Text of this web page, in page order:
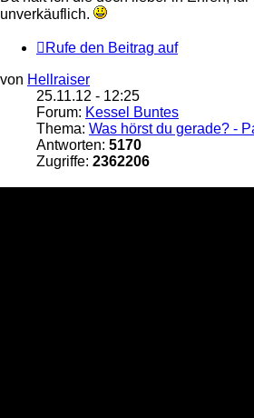
unverkäuflich.
Rufe den Beitrag auf
von Hellraiser
25.11.12 - 12:25
Forum: Kessel Buntes
Thema: Was hörst du gerade? -
Antworten: 5170
Zugriffe: 2362206